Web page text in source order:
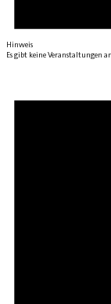
Hinweis
Es gibt keine Veranstaltungen